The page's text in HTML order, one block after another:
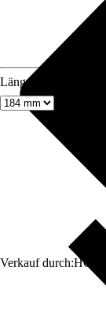
Verkauf durch:
Länge